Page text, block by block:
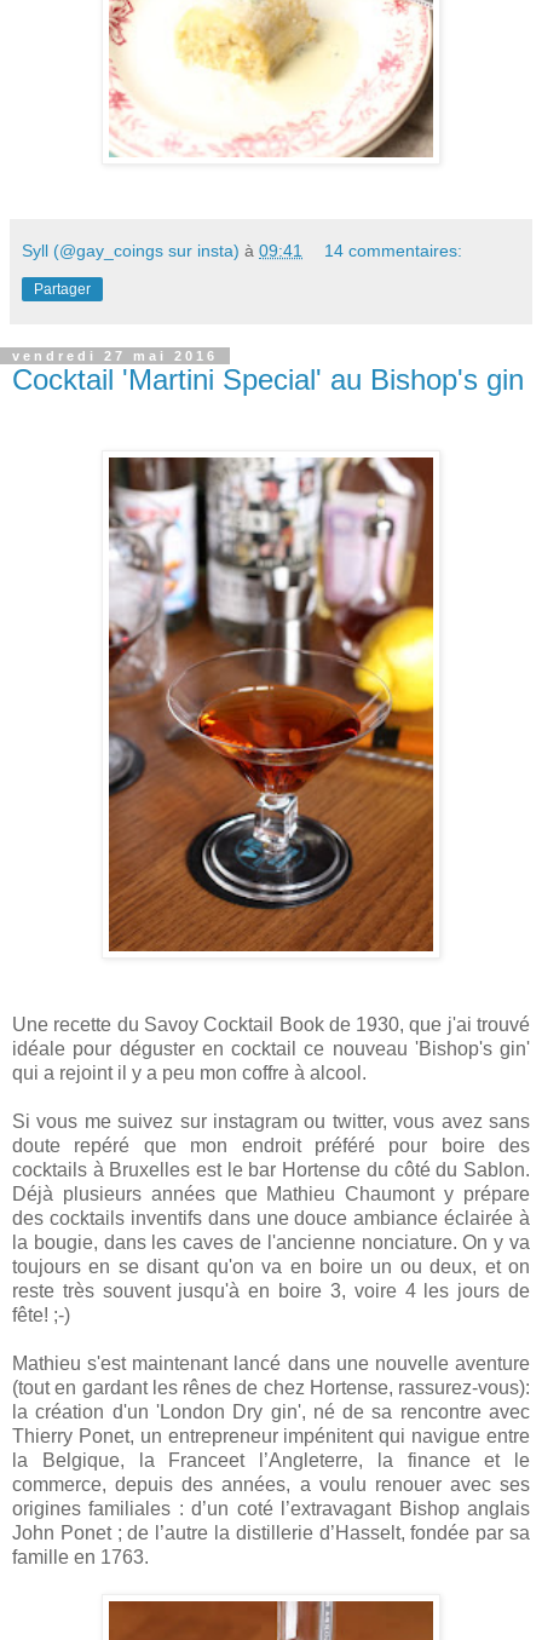
Syll (@gay_coings sur insta) à 09:41 14 commentaires:
Partager
vendredi 27 mai 2016
Cocktail 'Martini Special' au Bishop's gin
Une recette du Savoy Cocktail Book de 1930, que j'ai trouvé
idéale pour déguster en cocktail ce nouveau 'Bishop's gin'
qui a rejoint il y a peu mon coffre à alcool.
Si vous me suivez sur instagram ou twitter, vous avez sans
doute repéré que mon endroit préféré pour boire des
cocktails à Bruxelles est le bar Hortense du côté du Sablon.
Déjà plusieurs années que Mathieu Chaumont y prépare
des cocktails inventifs dans une douce ambiance éclairée à
la bougie, dans les caves de l'ancienne nonciature. On y va
toujours en se disant qu'on va en boire un ou deux, et on
reste très souvent jusqu'à en boire 3, voire 4 les jours de
fête! ;-)
Mathieu s'est maintenant lancé dans une nouvelle aventure
(tout en gardant les rênes de chez Hortense, rassurez-vous):
la création d'un 'London Dry gin', né de sa rencontre avec
Thierry Ponet, un entrepreneur impénitent qui navigue entre
la Belgique, la Franceet l’Angleterre, la finance et le
commerce, depuis des années, a voulu renouer avec ses
origines familiales : d’un coté l’extravagant Bishop anglais
John Ponet ; de l’autre la distillerie d’Hasselt, fondée par sa
famille en 1763.